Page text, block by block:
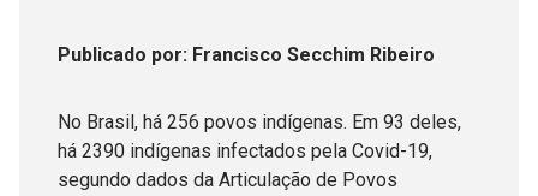
Publicado por: Francisco Secchim Ribeiro
No Brasil, há 256 povos indígenas. Em 93 deles,
há 2390 indígenas infectados pela Covid-19,
segundo dados da Articulação de Povos